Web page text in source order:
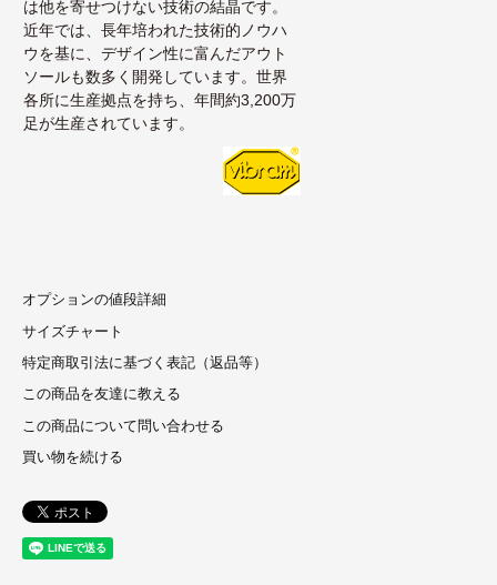
は他を寄せつけない技術の結晶です。
近年では、長年培われた技術的ノウハ
ウを基に、デザイン性に富んだアウト
ソールも数多く開発しています。世界
各所に生産拠点を持ち、年間約3,200万
足が生産されています。
オプションの値段詳細
サイズチャート
特定商取引法に基づく表記（返品等）
この商品を友達に教える
この商品について問い合わせる
買い物を続ける